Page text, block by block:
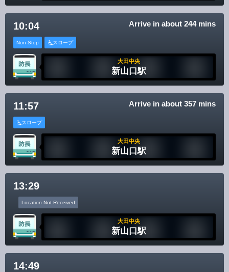
10:04 Arrive in about 244 mins
Non Step スロープ
大田中央
新山口駅
11:57 Arrive in about 357 mins
スロープ
大田中央
新山口駅
13:29
Location Not Received
大田中央
新山口駅
14:49